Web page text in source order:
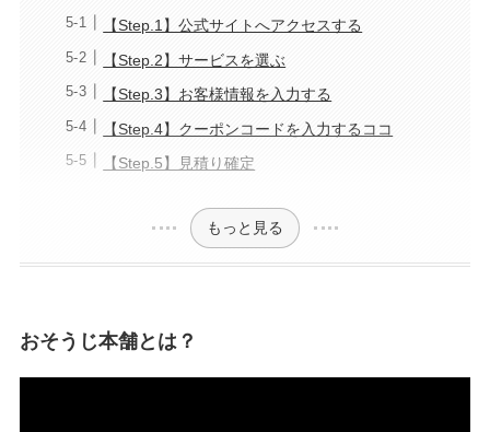
【Step.1】公式サイトへアクセスする
【Step.2】サービスを選ぶ
【Step.3】お客様情報を入力する
【Step.4】クーポンコードを入力するココ
【Step.5】見積り確定
もっと見る
おそうじ本舗とは？